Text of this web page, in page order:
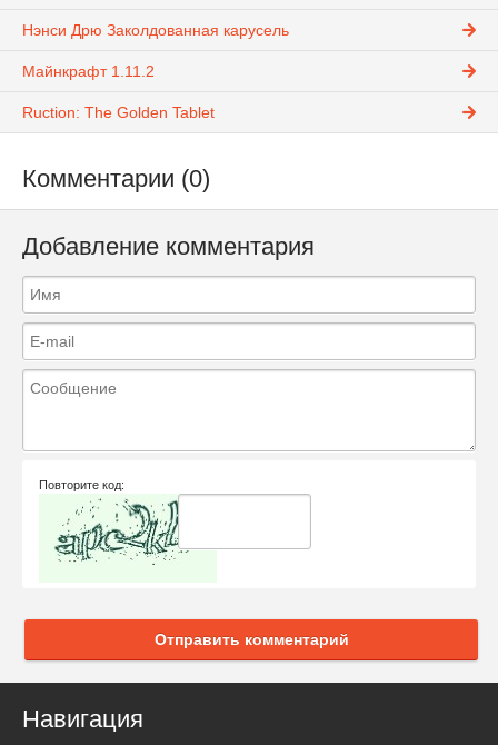
Нэнси Дрю Заколдованная карусель
Майнкрафт 1.11.2
Ruction: The Golden Tablet
Комментарии (0)
Добавление комментария
Повторите код:
Отправить комментарий
Навигация